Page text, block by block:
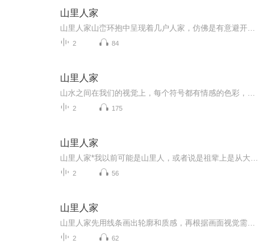
山里人家
2 84
山里人家
2 175
山里人家
2 56
山里人家
2 62